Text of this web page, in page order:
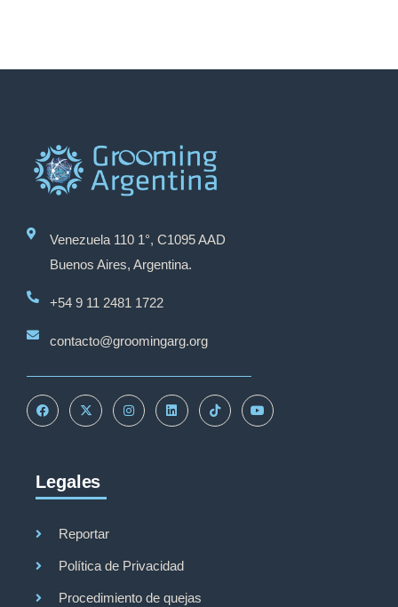
Venezuela 110 1°, C1095 AAD
Buenos Aires, Argentina.
+54 9 11 2481 1722
contacto@groomingarg.org
Legales
Reportar
Política de Privacidad
Procedimiento de quejas